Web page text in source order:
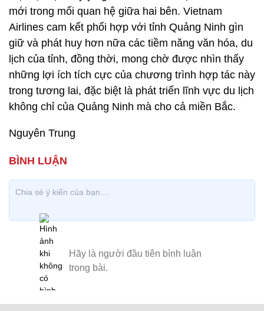
mới trong mối quan hệ giữa hai bên. Vietnam
Airlines cam kết phối hợp với tỉnh Quảng Ninh gìn
giữ và phát huy hơn nữa các tiềm năng văn hóa, du
lịch của tỉnh, đồng thời, mong chờ được nhìn thấy
những lợi ích tích cực của chương trình hợp tác này
trong tương lai, đặc biệt là phát triển lĩnh vực du lịch
không chỉ của Quảng Ninh mà cho cả miền Bắc.
Nguyên Trung